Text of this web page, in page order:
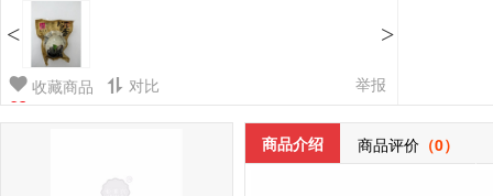
< >
收藏商品 对比 举报
商品介绍 商品评价 （0）